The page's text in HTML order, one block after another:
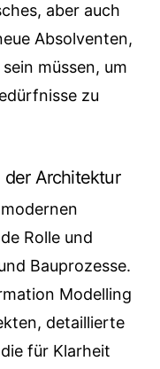
aber auch
Absolventen,
müssen, um
zu
der Architektur
Rolle und
Bauprozesse.
Modelling
detaillierte
für Klarheit